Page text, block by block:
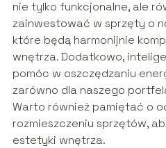
nie tylko funkcjonalne, ale
zainwestować w sprzęty o
które będą harmonijnie
wnętrza. Dodatkowo,
pomóc w oszczędzaniu
zarówno dla naszego
Warto również pamiętać o
rozmieszczeniu sprzętów,
estetyki wnętrza.